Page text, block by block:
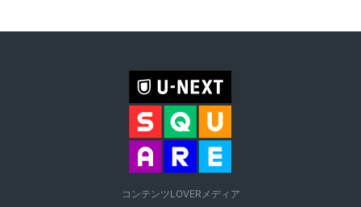
コンテンツLOVERメディア